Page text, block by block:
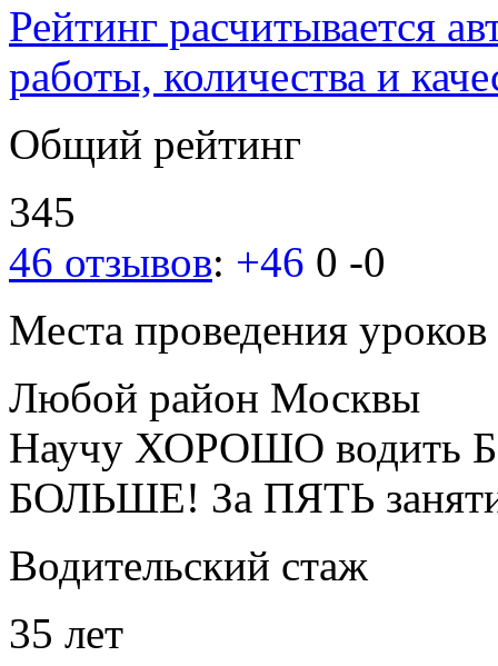
Рейтинг расчитывается
работы, количества и
Общий рейтинг
345
46 отзывов: +46 0 -0
Места проведения уроков
Любой район Москвы
Научу ХОРОШО водить
БОЛЬШЕ! За ПЯТЬ
Водительский стаж
35 лет